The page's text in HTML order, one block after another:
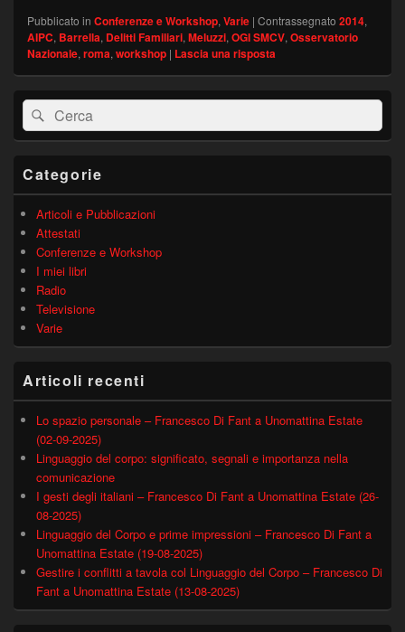
Pubblicato in Conferenze e Workshop, Varie | Contrassegnato 2014,
AIPC, Barrella, Delitti Familiari, Meluzzi, OGI SMCV, Osservatorio
Nazionale, roma, workshop | Lascia una risposta
Area
widget
barra
Cerca:Cerca
Categorie
Articoli e Pubblicazioni
Attestati
Conferenze e Workshop
I miei libri
Radio
Televisione
Varie
Articoli recenti
Lo spazio personale – Francesco Di Fant a Unomattina Estate
(02-09-2025)
Linguaggio del corpo: significato, segnali e importanza nella
comunicazione
I gesti degli italiani – Francesco Di Fant a Unomattina Estate (26-
08-2025)
Linguaggio del Corpo e prime impressioni – Francesco Di Fant a
Unomattina Estate (19-08-2025)
Gestire i conflitti a tavola col Linguaggio del Corpo – Francesco Di
Fant a Unomattina Estate (13-08-2025)